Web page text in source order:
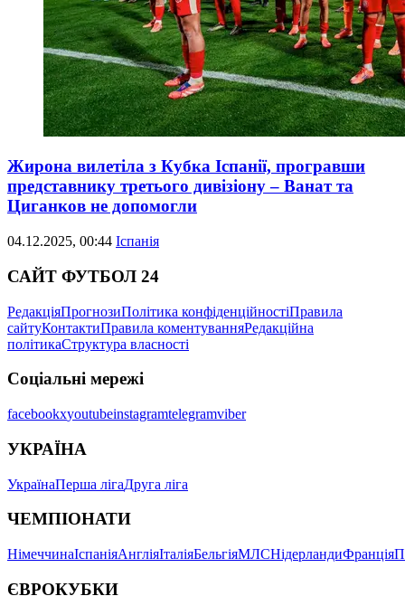
Жирона вилетіла з Кубка Іспанії, програвши
представнику третього дивізіону – Ванат та
Циганков не допомогли
04.12.2025, 00:44 Іспанія
САЙТ ФУТБОЛ 24
РедакціяПрогнозиПолітика конфіденційностіПравила
сайтуКонтактиПравила коментуванняРедакційна
політикаСтруктура власності
Соціальні мережі
facebookxyoutubeinstagramtelegramviber
УКРАЇНА
УкраїнаПерша лігаДруга ліга
ЧЕМПІОНАТИ
НімеччинаІспаніяАнгліяІталіяБельгіяМЛСНідерландиФранція
ЄВРОКУБКИ